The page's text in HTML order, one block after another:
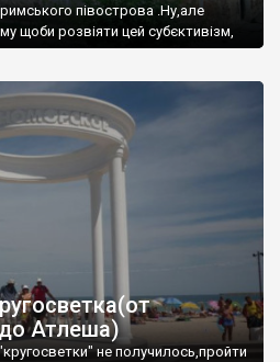
півострова .Ну,але
щоби розвіяти цей субєктивізм,
Атлеша)
не получилось,пройти